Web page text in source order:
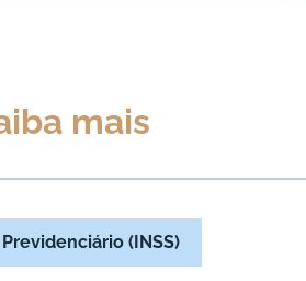
mais
(INSS)